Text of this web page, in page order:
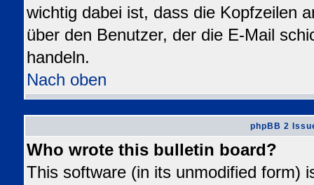
wichtig dabei ist, dass die Kopfzeilen
über den Benutzer, der die E-Mail
handeln.
Nach oben
phpBB 2
Who wrote this bulletin board?
This software (in its unmodified form)